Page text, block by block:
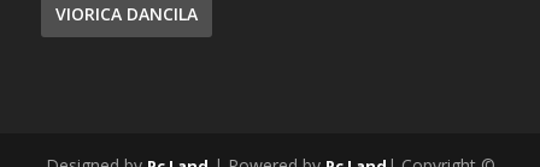
VIORICA DANCILA